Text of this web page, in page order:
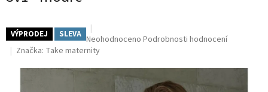
VÝPRODEJ SLEVA Průměrné
hodnocení
Neohodnoceno Podrobnosti hodnocení
Značka: Take maternity